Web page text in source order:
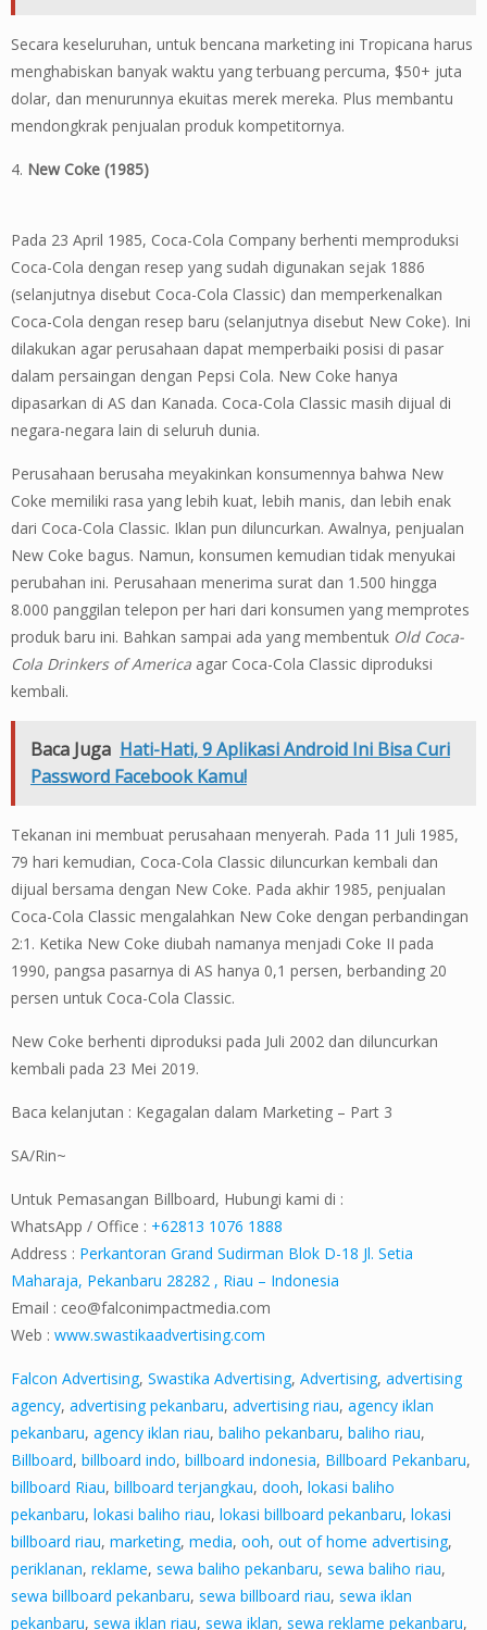
Secara keseluruhan, untuk bencana marketing ini Tropicana harus
menghabiskan banyak waktu yang terbuang percuma, $50+ juta
dolar, dan menurunnya ekuitas merek mereka. Plus membantu
mendongkrak penjualan produk kompetitornya.
4. New Coke (1985)
Pada 23 April 1985, Coca-Cola Company berhenti memproduksi
Coca-Cola dengan resep yang sudah digunakan sejak 1886
(selanjutnya disebut Coca-Cola Classic) dan memperkenalkan
Coca-Cola dengan resep baru (selanjutnya disebut New Coke). Ini
dilakukan agar perusahaan dapat memperbaiki posisi di pasar
dalam persaingan dengan Pepsi Cola. New Coke hanya
dipasarkan di AS dan Kanada. Coca-Cola Classic masih dijual di
negara-negara lain di seluruh dunia.
Perusahaan berusaha meyakinkan konsumennya bahwa New
Coke memiliki rasa yang lebih kuat, lebih manis, dan lebih enak
dari Coca-Cola Classic. Iklan pun diluncurkan. Awalnya, penjualan
New Coke bagus. Namun, konsumen kemudian tidak menyukai
perubahan ini. Perusahaan menerima surat dan 1.500 hingga
8.000 panggilan telepon per hari dari konsumen yang memprotes
produk baru ini. Bahkan sampai ada yang membentuk Old Coca-
Cola Drinkers of America agar Coca-Cola Classic diproduksi
kembali.
Baca Juga Hati-Hati, 9 Aplikasi Android Ini Bisa Curi
Password Facebook Kamu!
Tekanan ini membuat perusahaan menyerah. Pada 11 Juli 1985,
79 hari kemudian, Coca-Cola Classic diluncurkan kembali dan
dijual bersama dengan New Coke. Pada akhir 1985, penjualan
Coca-Cola Classic mengalahkan New Coke dengan perbandingan
2:1. Ketika New Coke diubah namanya menjadi Coke II pada
1990, pangsa pasarnya di AS hanya 0,1 persen, berbanding 20
persen untuk Coca-Cola Classic.
New Coke berhenti diproduksi pada Juli 2002 dan diluncurkan
kembali pada 23 Mei 2019.
Baca kelanjutan : Kegagalan dalam Marketing – Part 3
SA/Rin~
Untuk Pemasangan Billboard, Hubungi kami di :
WhatsApp / Office : +62813 1076 1888
Address : Perkantoran Grand Sudirman Blok D-18 Jl. Setia
Maharaja, Pekanbaru 28282 , Riau – Indonesia
Email : ceo@falconimpactmedia.com
Web : www.swastikaadvertising.com
Falcon Advertising, Swastika Advertising, Advertising, advertising
agency, advertising pekanbaru, advertising riau, agency iklan
pekanbaru, agency iklan riau, baliho pekanbaru, baliho riau,
Billboard, billboard indo, billboard indonesia, Billboard Pekanbaru,
billboard Riau, billboard terjangkau, dooh, lokasi baliho
pekanbaru, lokasi baliho riau, lokasi billboard pekanbaru, lokasi
billboard riau, marketing, media, ooh, out of home advertising,
periklanan, reklame, sewa baliho pekanbaru, sewa baliho riau,
sewa billboard pekanbaru, sewa billboard riau, sewa iklan
pekanbaru, sewa iklan riau, sewa iklan, sewa reklame pekanbaru,